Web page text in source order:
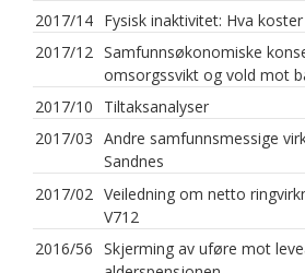
2017/14 Fysisk inaktivitet: Hva
2017/12 Samfunnsøkonomiske
omsorgssvikt og vold mot
2017/10
Tiltaksanalyser
2017/03 Andre samfunnsmessige
Sandnes
2017/02 Veiledning om netto
V712
2016/56 Skjerming av uføre mot